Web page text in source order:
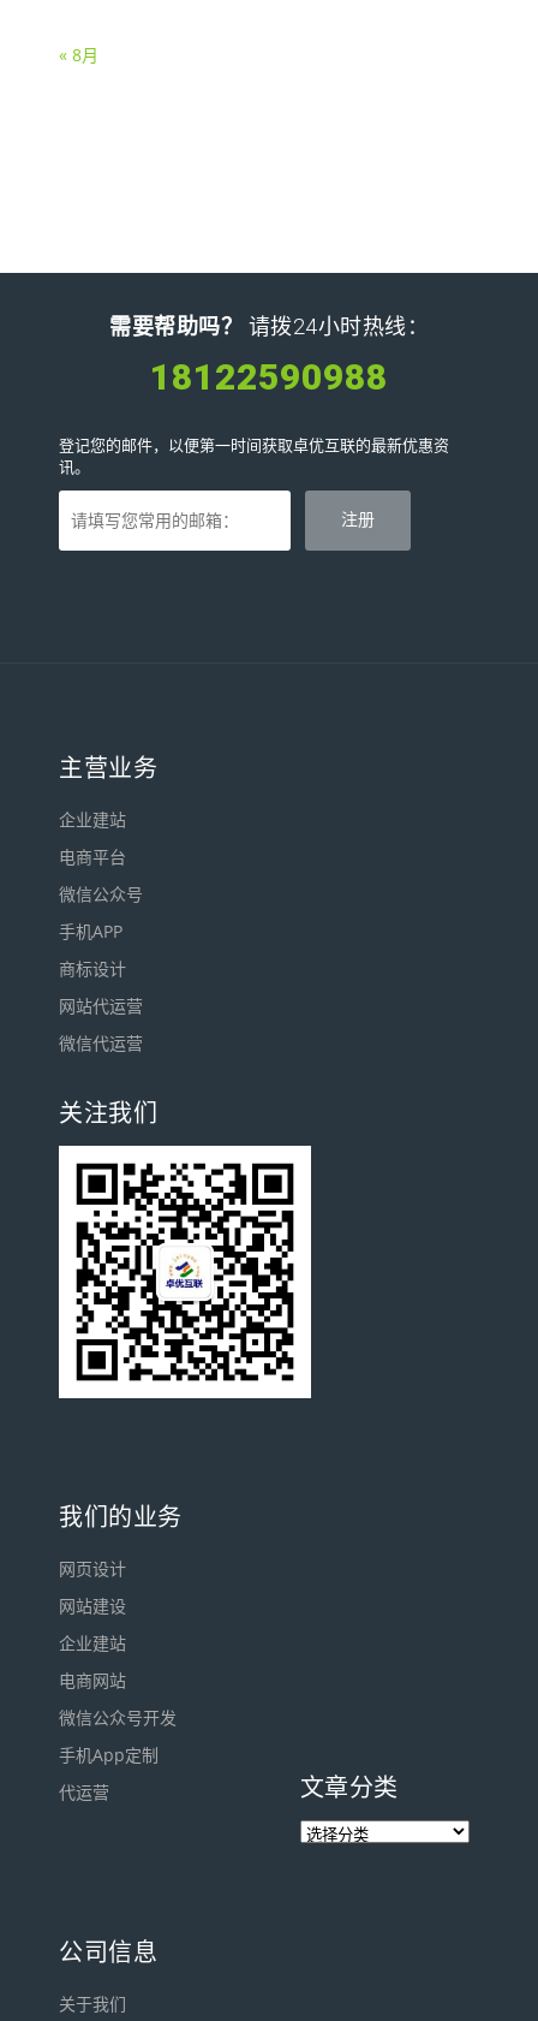
« 8月
需要帮助吗？ 请拨24小时热线：
18122590988
登记您的邮件，以便第一时间获取卓优互联的最新优惠资
讯。
主营业务
企业建站
电商平台
微信公众号
手机APP
商标设计
网站代运营
微信代运营
关注我们
我们的业务
网页设计
网站建设
企业建站
电商网站
微信公众号开发
手机App定制
代运营
文章分类
公司信息
关于我们